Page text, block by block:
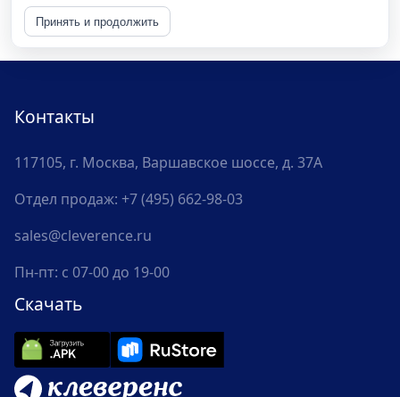
Принять и продолжить
Контакты
117105, г. Москва, Варшавское шоссе, д. 37А
Отдел продаж: +7 (495) 662-98-03
sales@cleverence.ru
Пн-пт: с 07-00 до 19-00
Скачать